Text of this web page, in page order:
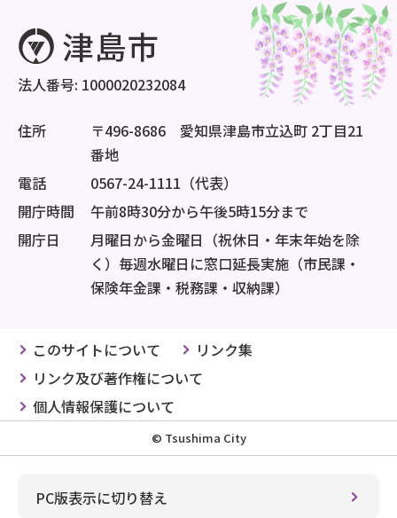
法人番号: 1000020232084
住所
〒496-8686 愛知県津島市立込町 2丁目21
番地
電話
0567-24-1111（代表）
開庁時間
午前8時30分から午後5時15分まで
開庁日
月曜日から金曜日（祝休日・年末年始を除
く）毎週水曜日に窓口延長実施（市民課・
保険年金課・税務課・収納課）
このサイトについて
リンク集
リンク及び著作権について
個人情報保護について
© Tsushima City
PC版表示に切り替え